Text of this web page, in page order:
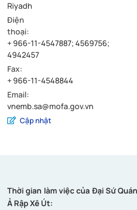
Riyadh
Điện
thoại:
+ 966-11-4547887; 4569756;
4942457
Fax:
+ 966-11-4548844
Email:
vnemb.sa@mofa.gov.vn
Cập nhật
Thời gian làm việc của Đại Sứ
Ả Rập Xê Út: